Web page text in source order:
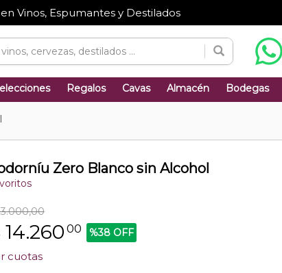
Vinos, Espumantes y Destilados
Regalos Cavas Almacén Bodegas
Zero Blanco sin Alcohol
14.260 00 %38 OFF
cuotas